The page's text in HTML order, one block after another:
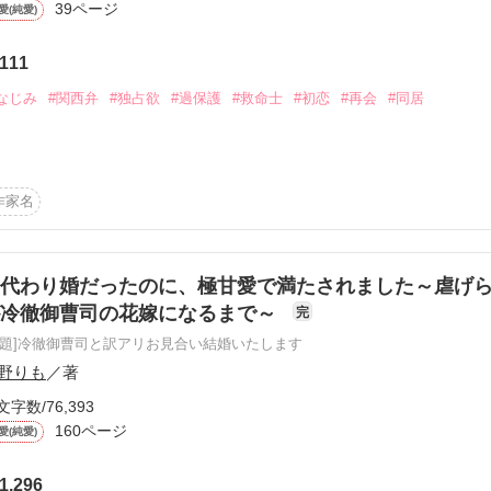
誘惑　（身代わり婚）
(純愛) 39ページ
じみ #関西弁 #独占欲 #過保護 #救命士 #初恋 #再会 #同居
保護で独占欲強めの救命士になっていた。
恋ヒーロー
女子
家名
わり婚だったのに、極甘愛で満たされました～虐げ
徹御曹司の花嫁になるまで～
完
]冷徹御曹司と訳アリお見合い結婚いたします
りも ／著
字数/76,393
(純愛) 160ページ